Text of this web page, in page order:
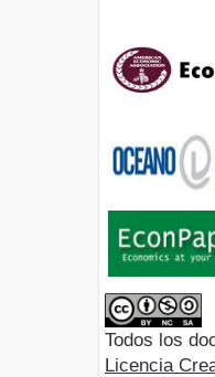
Todos los
Licencia